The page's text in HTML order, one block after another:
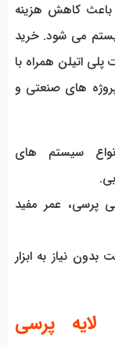
باعث کاهش هزینه‌
می شود. خرید
پلی اتیلن همراه با
های صنعتی و
سیستم‌ های
پرسی، عمر مفید
نیاز به ابزار
جدول مقایسه‌ای بوشن 5 لایه پرسی